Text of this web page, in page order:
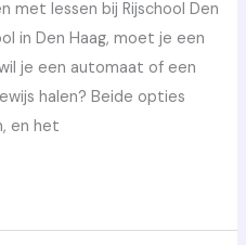
met lessen bij Rijschool Den
in Den Haag, moet je een
je een automaat of een
halen? Beide opties
en het